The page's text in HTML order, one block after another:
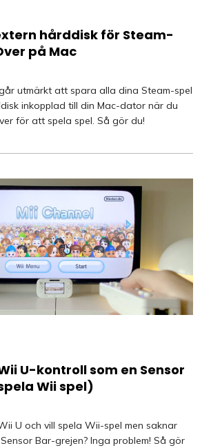
hårddisk för Steam-
på Mac
utmärkt att spara alla dina Steam-spel
inkopplad till din Mac-dator när du
för att spela spel. Så gör du!
U-kontroll som en Sensor
Wii spel)
U och vill spela Wii-spel men saknar
Bar-grejen? Inga problem! Så gör